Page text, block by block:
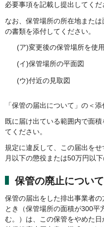
必要事項を記載し提出してくだ
なお、保管場所の所在地また
の書類を添付してください。
(ア)変更後の保管場所を使
(イ)保管場所の平面図
(ウ)付近の見取図
「保管の届出について」の＜
既に届け出ている範囲内で面
てください。
規定に違反して、この届出を
月以下の懲役または50万円以
保管の廃止について
保管の届出をした排出事業者
とき（保管場所の面積が300平
む。）は、この保管をやめた日